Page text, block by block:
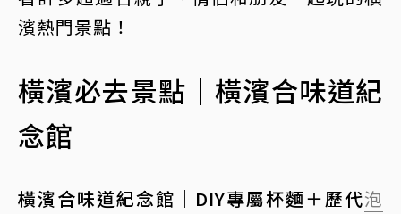
濱熱門景點！
橫濱必去景點｜橫濱合味道紀
念館
橫濱合味道紀念館｜DIY專屬杯麵＋歷代泡